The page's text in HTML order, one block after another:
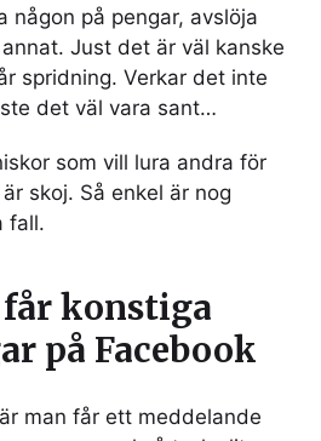
någon på pengar, avslöja
Just det är väl kanske
spridning. Verkar det inte
det väl vara sant…
som vill lura andra för
skoj. Så enkel är nog
fall.
konstiga
på Facebook
man får ett meddelande